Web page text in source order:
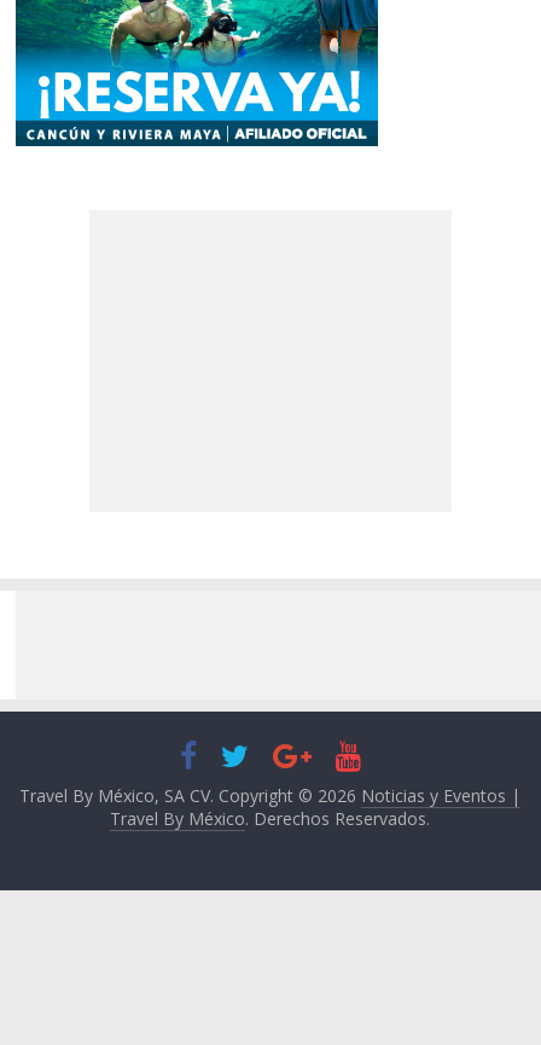
Travel By México, SA CV. Copyright © 2026 Noticias y Eventos |
Travel By México. Derechos Reservados.